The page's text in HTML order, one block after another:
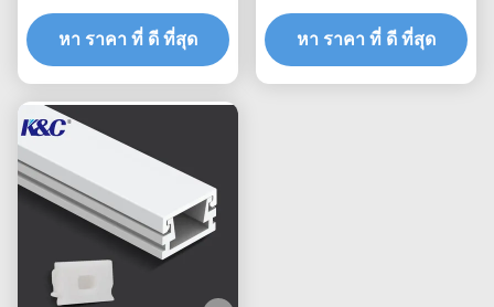
PMMA PC Diffuser Cover
หา ราคา ที่ ดี ที่สุด
Strip พร้อม Diffuser
หา ราคา ที่ ดี ที่สุด